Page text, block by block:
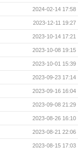
2024-02-14 17:58
2023-12-11 19:27
2023-10-14 17:21
2023-10-08 19:15
2023-10-01 15:39
2023-09-23 17:14
2023-09-16 16:04
2023-09-08 21:29
2023-08-26 16:10
2023-08-21 22:06
2023-08-15 17:03